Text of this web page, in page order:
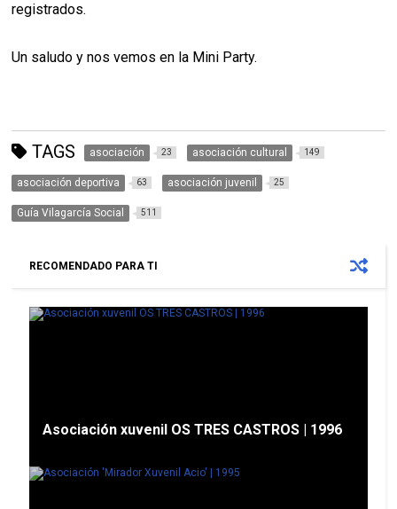
registrados.
Un saludo y nos vemos en la Mini Party.
TAGS asociación 23 asociación cultural 149
asociación deportiva 63 asociación juvenil 25
Guía Vilagarcía Social 511
RECOMENDADO PARA TI
Asociación xuvenil OS TRES CASTROS | 1996